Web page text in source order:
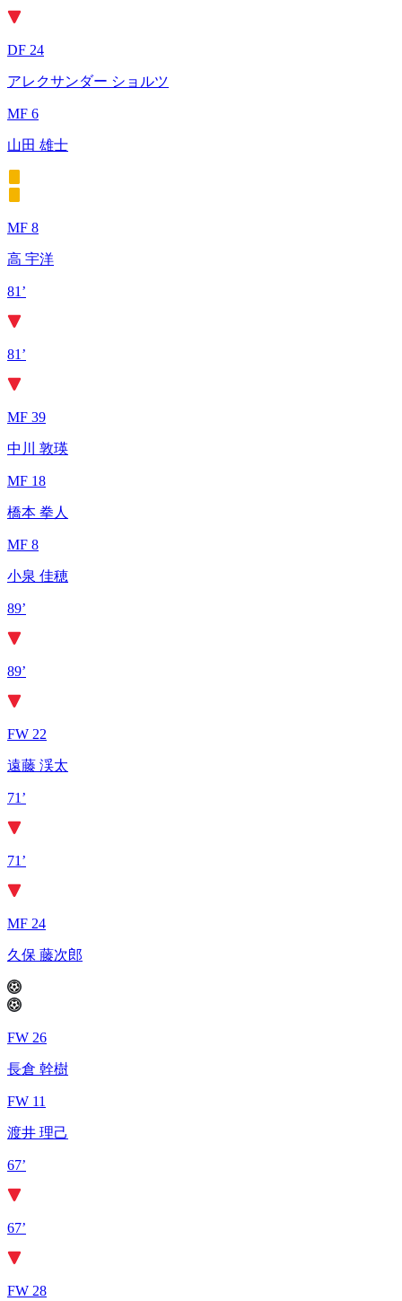
DF 24
アレクサンダー ショルツ
MF 6
山田 雄士
MF 8
高 宇洋
81’
81’
MF 39
中川 敦瑛
MF 18
橋本 拳人
MF 8
小泉 佳穂
89’
89’
FW 22
遠藤 渓太
71’
71’
MF 24
久保 藤次郎
FW 26
長倉 幹樹
FW 11
渡井 理己
67’
67’
FW 28